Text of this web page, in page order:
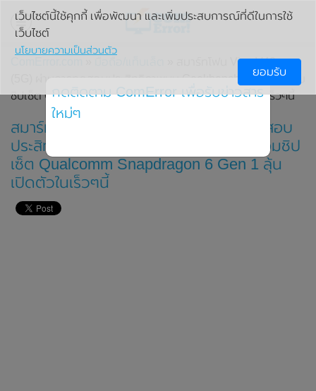
» สมาร์ทโฟน Vivo V40e
(5G) ผ่านการทดสอบประสิทธิภาพบน Geekbench แล้ว มาพร้อม
ชิปเซ็ต Qualcomm Snapdragon 6 Gen 1 ลุ้นเปิดตัวในเร็วๆนี้
สมาร์ทโฟน Vivo V40e (5G) ผ่านการทดสอบ
ประสิทธิภาพบน Geekbench แล้ว มาพร้อมชิป
เซ็ต Qualcomm Snapdragon 6 Gen 1 ลุ้น
เปิดตัวในเร็วๆนี้
เว็บไซต์นี้ใช้คุกกี้ เพื่อพัฒนา และเพิ่มประสบการณ์ที่ดีในการใช้
เว็บไซต์
นโยบายความเป็นส่วนตัว
ยอมรับ
กดติดตาม ComError เพื่อรับข่าวสาร
ใหม่ๆ